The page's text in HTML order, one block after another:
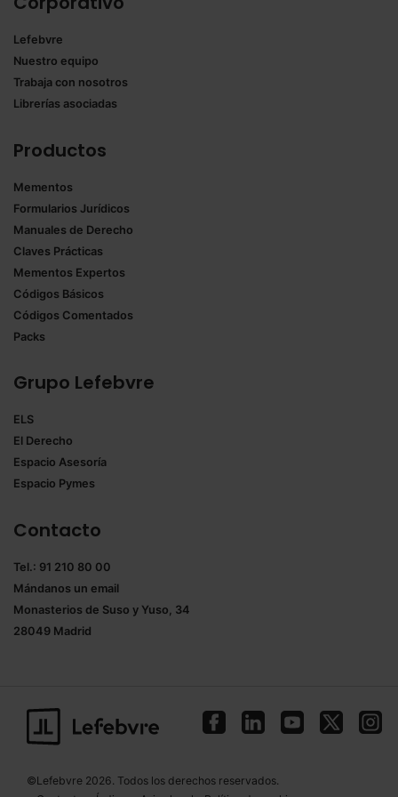
Lefebvre
Nuestro equipo
Trabaja con nosotros
Librerías asociadas
Productos
Mementos
Formularios Jurídicos
Manuales de Derecho
Claves Prácticas
Mementos Expertos
Códigos Básicos
Códigos Comentados
Packs
Grupo Lefebvre
ELS
El Derecho
Espacio Asesoría
Espacio Pymes
Contacto
Tel.: 91 210 80 00
Mándanos un email
Monasterios de Suso y Yuso, 34
28049 Madrid
©Lefebvre 2026. Todos los derechos reservados.